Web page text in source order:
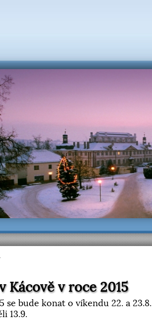
Kácově v roce 2015
se bude konat o víkendu 22. a 23.8.
13.9.